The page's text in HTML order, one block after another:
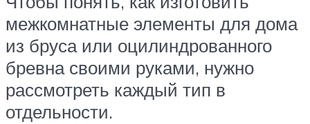
межкомнатные элементы для дома
из бруса или оцилиндрованного
бревна своими руками, нужно
рассмотреть каждый тип в
отдельности.